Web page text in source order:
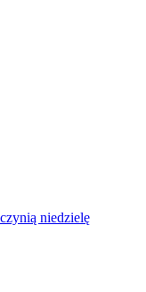
niedzielę